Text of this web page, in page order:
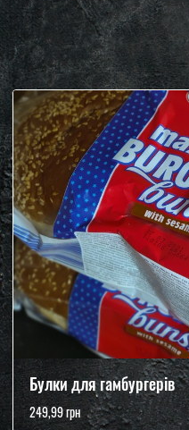
Булки для гамбургерів
249,99 грн